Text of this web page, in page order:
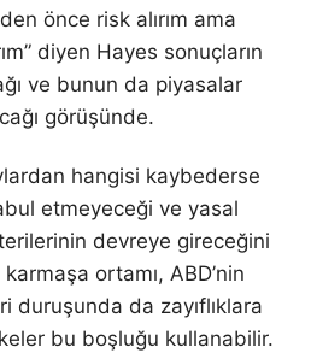
önce risk alırım ama
diyen Hayes sonuçların
ve bunun da piyasalar
görüşünde.
hangisi kaybederse
etmeyeceği ve yasal
devreye gireceğini
ortamı, ABD’nin
duruşunda da zayıflıklara
bu boşluğu kullanabilir.